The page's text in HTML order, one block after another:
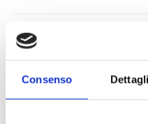
Consenso Dettagli
BENI
Laboratori